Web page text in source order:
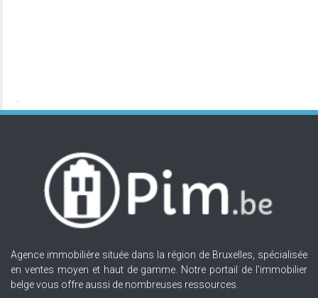
Agence immobilière située dans la région de Bruxelles, spécialisée
en ventes moyen et haut de gamme. Notre portail de l'immobilier
belge vous offre aussi de nombreuses ressources.